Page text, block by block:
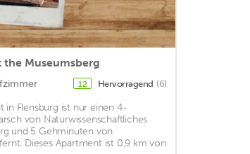
the Museumsberg
12 Hervorragend (6)
in Flensburg ist nur einen 4-
von Naturwissenschaftliches
und 5 Gehminuten von
Dieses Apartment ist 0,9 km von